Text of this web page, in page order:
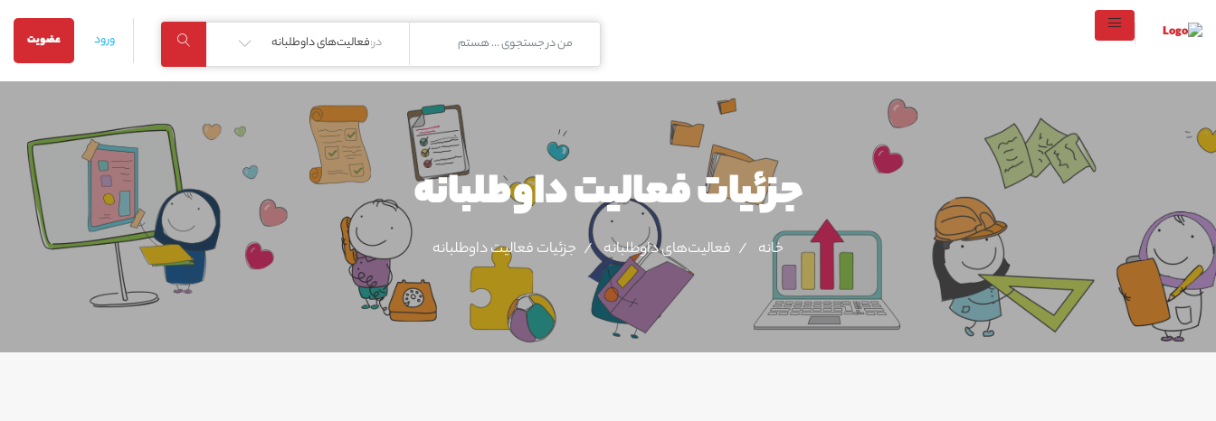
ورود عضویت در:فعالیت‌های داوطلبانه
جزئیات فعالیت‌ داوطلبانه
خانه فعالیت‌های داوطلبانه جزئیات فعالیت‌ داوطلبانه